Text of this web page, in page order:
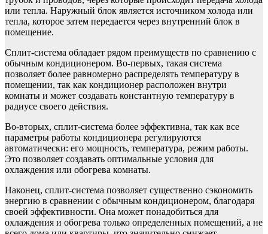
или тепла. Наружный блок является источником холода или
тепла, которое затем передается через внутренний блок в
помещение.
Сплит-система обладает рядом преимуществ по сравнению с
обычным кондиционером. Во-первых, такая система
позволяет более равномерно распределять температуру в
помещении, так как кондиционер расположен внутри
комнаты и может создавать константную температуру в
радиусе своего действия.
Во-вторых, сплит-система более эффективна, так как все
параметры работы кондиционера регулируются
автоматически: его мощность, температура, режим работы.
Это позволяет создавать оптимальные условия для
охлаждения или обогрева комнаты.
Наконец, сплит-система позволяет существенно сэкономить
энергию в сравнении с обычным кондиционером, благодаря
своей эффективности. Она может понадобиться для
охлаждения и обогрева только определенных помещений, а не